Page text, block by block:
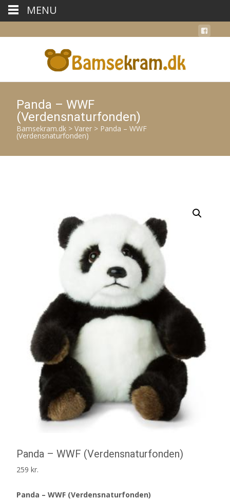
Panda – WWF
(Verdensnaturfonden)
Bamsekram.dk > Varer > Panda – WWF
(Verdensnaturfonden)
Panda – WWF (Verdensnaturfonden)
259 kr.
Panda – WWF (Verdensnaturfonden)
MENU